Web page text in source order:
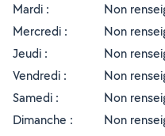
Mardi :
Non
Mercredi :
Non
Jeudi :
Non
Vendredi :
Non
Samedi :
Non
Dimanche :
Non